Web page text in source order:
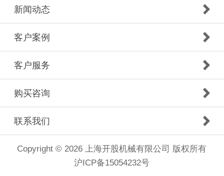
新闻动态
客户案例
客户服务
购买咨询
联系我们
Copyright © 2026 上海开股机械有限公司 版权所有
沪ICP备15054232号